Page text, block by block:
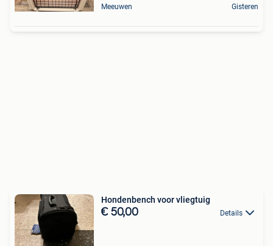
Meeuwen Gisteren
Hondenbench voor vliegtuig
€ 50,00 Details